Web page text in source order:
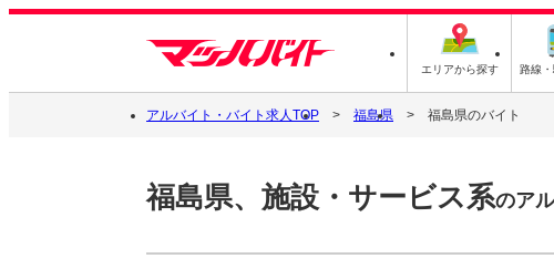
エリアから探す 路線
アルバイト・バイト求人TOP 福島県 福島県のバイト
福島県、施設・サービス系のア